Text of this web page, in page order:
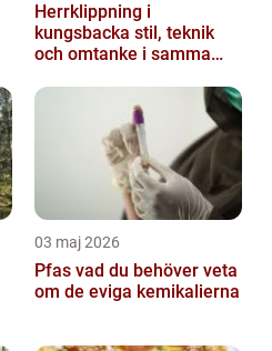
Herrklippning i
kungsbacka stil, teknik
och omtanke i samma
03 maj 2026
Pfas vad du behöver veta
om de eviga kemikalierna